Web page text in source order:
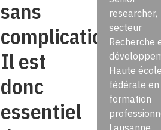
sans
complications.
Il est
donc
essentiel
researcher,
secteur
Recherche
Haute école
fédérale en
formation
Lausanne